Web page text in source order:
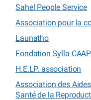
Sahel People Service
Association pour la
Launatho
Fondation Sylla CAAP
H.E.LP. association
Association des
Santé de la